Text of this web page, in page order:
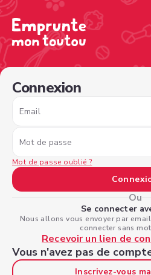
Connexion
Email
Mot de passe
Mot de passe oublié ?
Ou
Se connecter
Nous allons vous envoyer par
connecter sans
Recevoir un lien de
Vous n'avez pas de
Inscrivez-vous
/sign-in?nextPage=%2Fview-